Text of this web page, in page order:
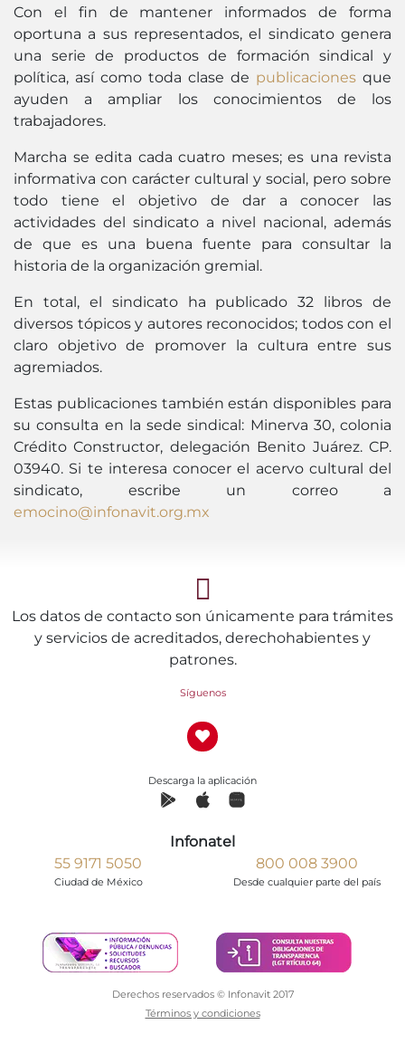
Con el fin de mantener informados de forma
oportuna a sus representados, el sindicato genera
una serie de productos de formación sindical y
política, así como toda clase de publicaciones que
ayuden a ampliar los conocimientos de los
trabajadores.
Marcha se edita cada cuatro meses; es una revista
informativa con carácter cultural y social, pero sobre
todo tiene el objetivo de dar a conocer las
actividades del sindicato a nivel nacional, además
de que es una buena fuente para consultar la
historia de la organización gremial.
En total, el sindicato ha publicado 32 libros de
diversos tópicos y autores reconocidos; todos con el
claro objetivo de promover la cultura entre sus
agremiados.
Estas publicaciones también están disponibles para
su consulta en la sede sindical: Minerva 30, colonia
Crédito Constructor, delegación Benito Juárez. CP.
03940. Si te interesa conocer el acervo cultural del
sindicato, escribe un correo a
emocino@infonavit.org.mx
Los datos de contacto son únicamente para trámites
y servicios de acreditados, derechohabientes y
patrones.
Síguenos
Descarga la aplicación
Infonatel
55 9171 5050
Ciudad de México
800 008 3900
Desde cualquier parte del país
Derechos reservados © Infonavit 2017
Términos y condiciones